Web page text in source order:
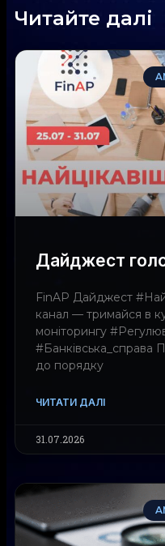
Читайте далі
Дайджест
FinAP Дайджест
канал — тримайся в
моніторингу
#Банківська_справа
до порядку
ЧИТАТИ ДАЛІ
31.07.2026